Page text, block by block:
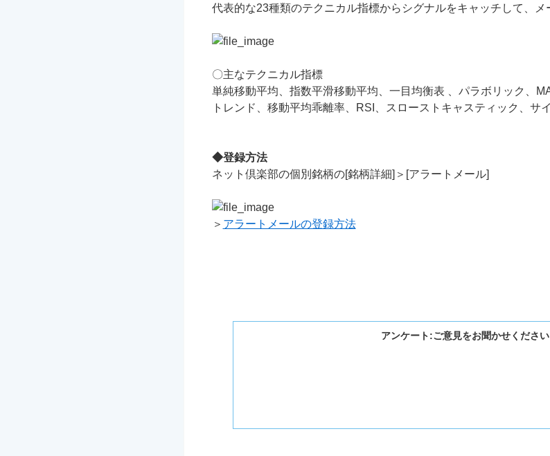
代表的な23種類のテクニカル指標からシグナルをキャッチして、メ
〇主なテクニカル指標
単純移動平均、指数平滑移動平均、一目均衡表 、パラボリック、
トレンド、移動平均乖離率、RSI、スローストキャスティック、サ
◆登録方法
ネット倶楽部の個別銘柄の[銘柄詳細]＞[アラートメール]
＞ アラートメールの登録方法
アンケート:ご意見をお聞かせください